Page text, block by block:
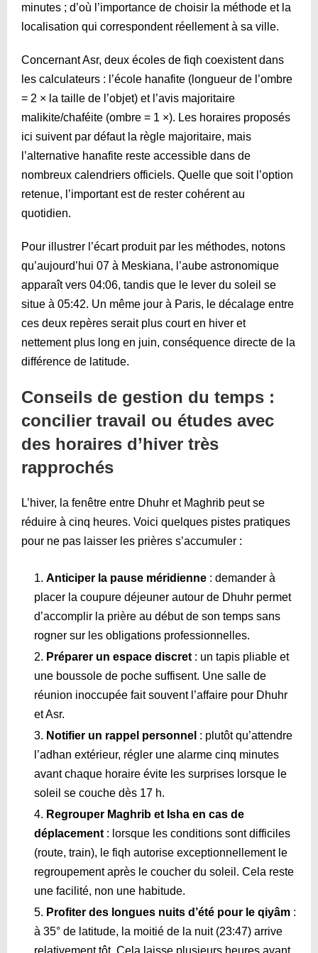
minutes ; d’où l’importance de choisir la méthode et la
localisation qui correspondent réellement à sa ville.
Concernant Asr, deux écoles de fiqh coexistent dans
les calculateurs : l’école hanafite (longueur de l’ombre
= 2 × la taille de l’objet) et l’avis majoritaire
malikite/chaféite (ombre = 1 ×). Les horaires proposés
ici suivent par défaut la règle majoritaire, mais
l’alternative hanafite reste accessible dans de
nombreux calendriers officiels. Quelle que soit l’option
retenue, l’important est de rester cohérent au
quotidien.
Pour illustrer l’écart produit par les méthodes, notons
qu’aujourd’hui 07 à Meskiana, l’aube astronomique
apparaît vers 04:06, tandis que le lever du soleil se
situe à 05:42. Un même jour à Paris, le décalage entre
ces deux repères serait plus court en hiver et
nettement plus long en juin, conséquence directe de la
différence de latitude.
Conseils de gestion du temps :
concilier travail ou études avec
des horaires d’hiver très
rapprochés
L’hiver, la fenêtre entre Dhuhr et Maghrib peut se
réduire à cinq heures. Voici quelques pistes pratiques
pour ne pas laisser les prières s’accumuler :
Anticiper la pause méridienne : demander à
placer la coupure déjeuner autour de Dhuhr permet
d’accomplir la prière au début de son temps sans
rogner sur les obligations professionnelles.
Préparer un espace discret : un tapis pliable et
une boussole de poche suffisent. Une salle de
réunion inoccupée fait souvent l’affaire pour Dhuhr
et Asr.
Notifier un rappel personnel : plutôt qu’attendre
l’adhan extérieur, régler une alarme cinq minutes
avant chaque horaire évite les surprises lorsque le
soleil se couche dès 17 h.
Regrouper Maghrib et Isha en cas de
déplacement : lorsque les conditions sont difficiles
(route, train), le fiqh autorise exceptionnellement le
regroupement après le coucher du soleil. Cela reste
une facilité, non une habitude.
Profiter des longues nuits d’été pour le qiyâm :
à 35° de latitude, la moitié de la nuit (23:47) arrive
relativement tôt. Cela laisse plusieurs heures avant